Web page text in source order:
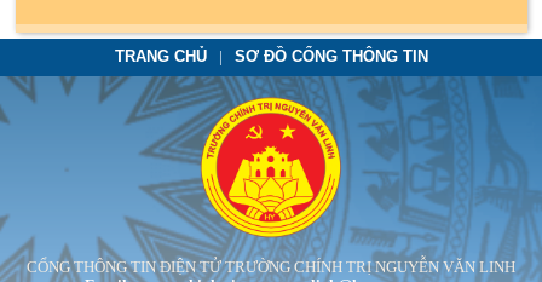
TRANG CHỦ SƠ ĐỒ CỔNG THÔNG TIN
CỔNG THÔNG TIN ĐIỆN TỬ TRƯỜNG CHÍNH TRỊ NGUYỄN VĂN LINH